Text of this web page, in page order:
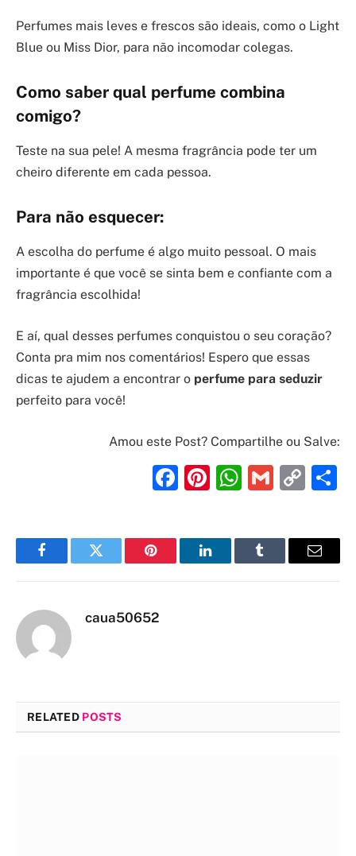
Perfumes mais leves e frescos são ideais, como o Light
Blue ou Miss Dior, para não incomodar colegas.
Como saber qual perfume combina
comigo?
Teste na sua pele! A mesma fragrância pode ter um
cheiro diferente em cada pessoa.
Para não esquecer:
A escolha do perfume é algo muito pessoal. O mais
importante é que você se sinta bem e confiante com a
fragrância escolhida!
E aí, qual desses perfumes conquistou o seu coração?
Conta pra mim nos comentários! Espero que essas
dicas te ajudem a encontrar o perfume para seduzir
perfeito para você!
Amou este Post? Compartilhe ou Salve:
Facebook
Pinterest
Gmail
FacebookTwitter Pinterest LinkedInTumblr Email
caua50652
RELATED POSTS